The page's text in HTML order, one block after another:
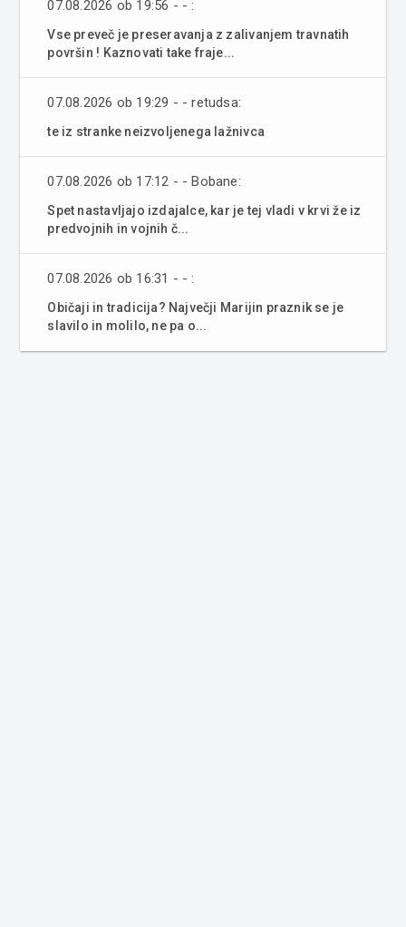
07.08.2026 ob 19:56 - - :
Vse preveč je preseravanja z zalivanjem travnatih
površin ! Kaznovati take fraje...
07.08.2026 ob 19:29 - - retudsa:
te iz stranke neizvoljenega lažnivca
07.08.2026 ob 17:12 - - Bobane:
Spet nastavljajo izdajalce, kar je tej vladi v krvi že iz
predvojnih in vojnih č...
07.08.2026 ob 16:31 - - :
Običaji in tradicija? Največji Marijin praznik se je
slavilo in molilo, ne pa o...